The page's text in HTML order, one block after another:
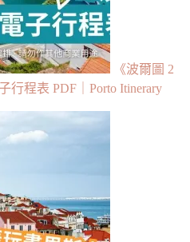
《波爾圖 2
行程表 PDF｜Porto Itinerary